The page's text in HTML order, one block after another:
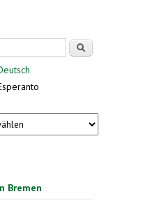
Bremen